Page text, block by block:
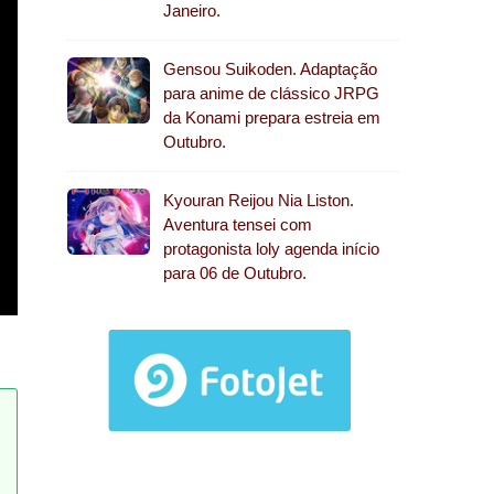
Janeiro.
Gensou Suikoden. Adaptação
para anime de clássico JRPG
da Konami prepara estreia em
Outubro.
Kyouran Reijou Nia Liston.
Aventura tensei com
protagonista loly agenda início
para 06 de Outubro.